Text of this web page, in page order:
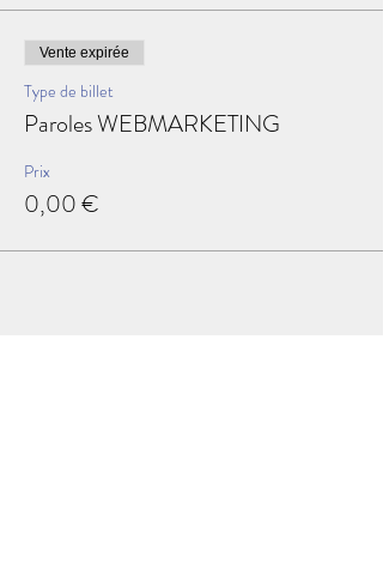
Vente expirée
Type de billet
Paroles WEBMARKETING
Prix
0,00 €